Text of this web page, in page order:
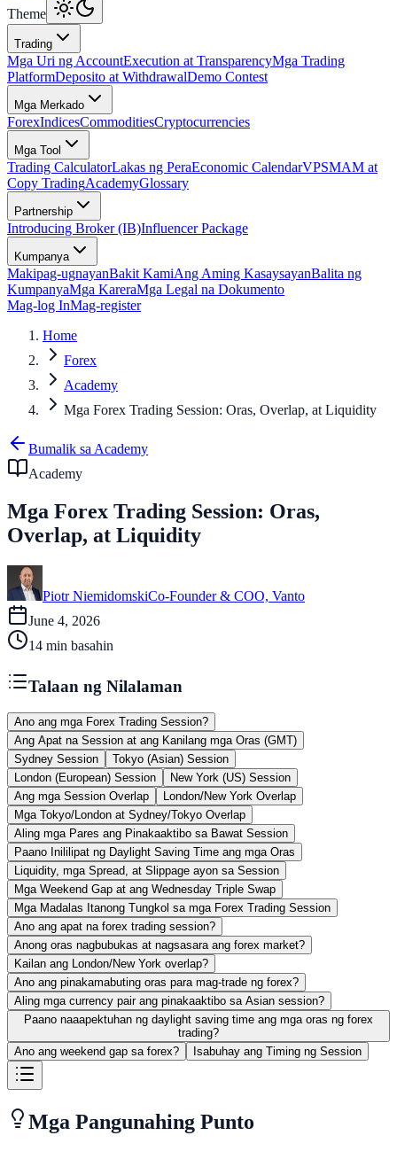
Theme
Trading
Mga Uri ng AccountExecution at TransparencyMga Trading
PlatformDeposito at WithdrawalDemo Contest
Mga Merkado
ForexIndicesCommoditiesCryptocurrencies
Mga Tool
Trading CalculatorLakas ng PeraEconomic CalendarVPSMAM at
Copy TradingAcademyGlossary
Partnership
Introducing Broker (IB)Influencer Package
Kumpanya
Makipag-ugnayanBakit KamiAng Aming KasaysayanBalita ng
KumpanyaMga KareraMga Legal na Dokumento
Mag-log InMag-register
Home
Forex
Academy
Mga Forex Trading Session: Oras, Overlap, at Liquidity
Bumalik sa Academy
Academy
Mga Forex Trading Session: Oras,
Overlap, at Liquidity
Piotr NiemidomskiCo-Founder & COO, Vanto
June 4, 2026
14 min basahin
Talaan ng Nilalaman
Ano ang mga Forex Trading Session?
Ang Apat na Session at ang Kanilang mga Oras (GMT)
Sydney Session
Tokyo (Asian) Session
London (European) Session
New York (US) Session
Ang mga Session Overlap
London/New York Overlap
Mga Tokyo/London at Sydney/Tokyo Overlap
Aling mga Pares ang Pinakaaktibo sa Bawat Session
Paano Inililipat ng Daylight Saving Time ang mga Oras
Liquidity, mga Spread, at Slippage ayon sa Session
Mga Weekend Gap at ang Wednesday Triple Swap
Mga Madalas Itanong Tungkol sa mga Forex Trading Session
Ano ang apat na forex trading session?
Anong oras nagbubukas at nagsasara ang forex market?
Kailan ang London/New York overlap?
Ano ang pinakamabuting oras para mag-trade ng forex?
Aling mga currency pair ang pinakaaktibo sa Asian session?
Paano naaapektuhan ng daylight saving time ang mga oras ng forex
trading?
Ano ang weekend gap sa forex?
Isabuhay ang Timing ng Session
Mga Pangunahing Punto